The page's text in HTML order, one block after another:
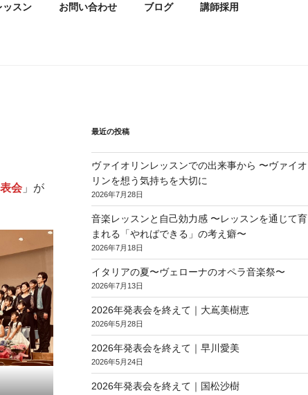
ッスン お問い合わせ ブログ 講師採用
会 」が
最近の投稿
ヴァイオリンレッスンでの出来事から 〜ヴァイオ
リンを想う気持ちを大切に
2026年7月28日
音楽レッスンと自己効力感 〜レッスンを通じて育
まれる「やればできる」の考え癖〜
2026年7月18日
イタリアの夏〜ヴェローナのオペラ音楽祭〜
2026年7月13日
2026年発表会を終えて｜大嶌美樹恵
2026年5月28日
2026年発表会を終えて｜早川愛美
2026年5月24日
2026年発表会を終えて｜国松沙樹